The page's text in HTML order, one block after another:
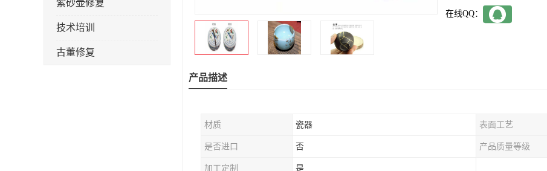
紫砂壶修复
技术培训
古董修复
在线QQ：
产品描述
材质 瓷器 表面工艺
是否进口 否 产品质量等级
加工定制 是